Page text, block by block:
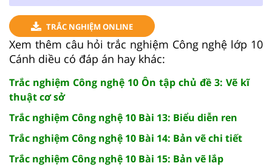
TRẮC NGHIỆM ONLINE
Xem thêm câu hỏi trắc nghiệm Công nghệ lớp 10
Cánh diều có đáp án hay khác:
Trắc nghiệm Công nghệ 10 Ôn tập chủ đề 3: Vẽ kĩ
thuật cơ sở
Trắc nghiệm Công nghệ 10 Bài 13: Biểu diễn ren
Trắc nghiệm Công nghệ 10 Bài 14: Bản vẽ chi tiết
Trắc nghiệm Công nghệ 10 Bài 15: Bản vẽ lắp